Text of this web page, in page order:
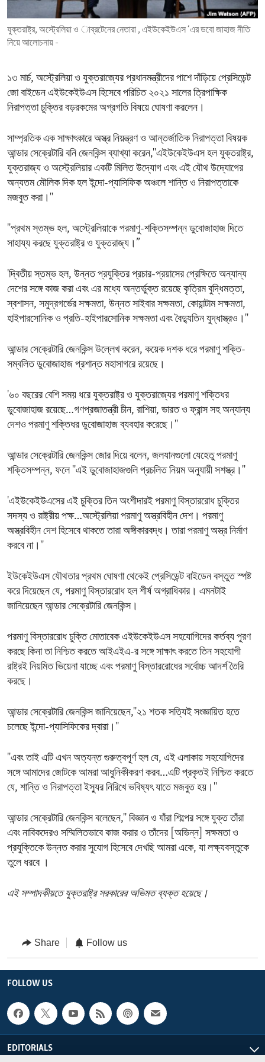
ENVIRONMENT AND HEALTH
IDEALS AND INSTITUTIONS
যুক্তরাষ্ট্র, অস্ট্রেলিয়া ও াব্রটেনের নেতারা , এইউকেইউএস ‘এর ডবো জাহাজ নীতি
নিয়ে আলোচনায় -
১৩ মার্চ, অস্ট্রেলিয়া ও যুক্তরাজ্যের প্রধানমন্ত্রীদের পাশে দাঁড়িয়ে প্রেসিডেন্ট
জো বাইডেন এইউকেইউএস হিসেবে পরিচিত ২০২১ সালের ত্রিপাক্ষিক
নিরাপত্তা চুক্তির বড়রকমের অগ্রগতি বিষয়ে ঘোষণা করলেন।
সাম্প্রতিক এক সাক্ষাৎকারে অস্ত্র নিয়ন্ত্রণ ও আন্তর্জাতিক নিরাপত্তা বিষয়ক
আন্ডার সেক্রেটারি বনি জেনকিন্স ব্যাখ্যা করেন,''এইউকেইউএস হল যুক্তরাষ্ট্র,
যুক্তরাজ্য ও অস্ট্রেলিয়ার একটি মিলিত উদ্যোগ এবং এই যৌথ উদ্যোগের
অন্যতম মৌলিক দিক হল ইন্দো-প্যাসিফিক অঞ্চলে শান্তি ও নিরাপত্তাকে
মজবুত করা।''
''প্রথম স্তম্ভ হল, অস্ট্রেলিয়াকে পরমাণু-শক্তিসম্পন্ন ডুবোজাহাজ দিতে
সাহায্য করছে যুক্তরাষ্ট্র ও যুক্তরাজ্য।”
'দ্বিতীয় স্তম্ভ হল, উন্নত প্রযুক্তির প্রচার-প্রয়াসের প্রেক্ষিতে অন্যান্য
দেশের সঙ্গে কাজ করা এবং এর মধ্যে অন্তর্ভুক্ত রয়েছে কৃত্রিম বুদ্ধিমত্তা,
স্বশাসন, সমুদ্রগর্ভের সক্ষমতা, উন্নত সাইবার সক্ষমতা, কোয়ান্টাম সক্ষমতা,
হাইপারসোনিক ও প্রতি-হাইপারসোনিক সক্ষমতা এবং বৈদ্যুতিন যুদ্ধাস্ত্রও।''
আন্ডার সেক্রেটারি জেনকিন্স উল্লেখ করেন, কয়েক দশক ধরে পরমাণু শক্তি-
সম্বলিত ডুবোজাহাজ প্রশান্ত মহাসাগরে রয়েছে।
'৬০ বছরের বেশি সময় ধরে যুক্তরাষ্ট্র ও যুক্তরাজ্যের পরমাণু শক্তিধর
ডুবোজাহাজ রয়েছে…গণপ্রজাতন্ত্রী চীন, রাশিয়া, ভারত ও ফ্রান্স সহ অন্যান্য
দেশও পরমাণু শক্তিধর ডুবোজাহাজ ব্যবহার করেছে।''
আন্ডার সেক্রেটারি জেনকিন্স জোর দিয়ে বলেন, জলযানগুলো যেহেতু পরমাণু
শক্তিসম্পন্ন, ফলে ''এই ডুবোজাহাজগুলি প্রচলিত নিয়ম অনুযায়ী সশস্ত্র।''
'এইউকেইউএসের এই চুক্তির তিন অংশীদারই পরমাণু বিস্তাররোধ চুক্তির
সদস্য ও রাষ্ট্রীয় পক্ষ…অস্ট্রেলিয়া পরমাণু অস্ত্রবিহীন দেশ। পরমাণু
অস্ত্রবিহীন দেশ হিসেবে থাকতে তারা অঙ্গীকারবদ্ধ। তারা পরমাণু অস্ত্র নির্মাণ
করবে না।''
ইউকেইউএস যৌথতার প্রথম ঘোষণা থেকেই প্রেসিডেন্ট বাইডেন বস্তুত স্পষ্ট
করে দিয়েছেন যে, পরমাণু বিস্তাররোধ হল শীর্ষ অগ্রাধিকার। এমনটাই
জানিয়েছেন আন্ডার সেক্রেটারি জেনকিন্স।
পরমাণু বিস্তাররোধ চুক্তি মোতাবেক এইউকেইউএস সহযোগিদের কর্তব্য পূরণ
করছে কিনা তা নিশ্চিত করতে আইএইএ-র সঙ্গে সাক্ষাৎ করতে তিন সহযোগী
রাষ্ট্রই নিয়মিত ভিয়েনা যাচ্ছে এবং পরমাণু বিস্তাররোধের সর্বোচ্চ আদর্শ তৈরি
করছে।
আন্ডার সেক্রেটারি জেনকিন্স জানিয়েছেন,''২১ শতক সত্যিই সংজ্ঞায়িত হতে
চলেছে ইন্দো-প্যাসিফিকের দ্বারা।''
''এবং তাই এটি এখন অত্যন্ত গুরুত্বপূর্ণ হল যে, এই এলাকায় সহযোগিদের
সঙ্গে আমাদের জোটকে আমরা আধুনিকীকরণ করব…এটি প্রকৃতই নিশ্চিত করতে
যে, শান্তি ও নিরাপত্তা ইস্যুর নিরিখে ভবিষ্যৎ যাতে মজবুত হয়।''
আন্ডার সেক্রেটারি জেনকিন্স বলেছেন,'' বিজ্ঞান ও যাঁরা শিল্পের সঙ্গে যুক্ত তাঁরা
এবং নাবিকদেরও সম্মিলিতভাবে কাজ করার ও তাঁদের [অভিন্ন] সক্ষমতা ও
প্রযুক্তিকে উন্নত করার সুযোগ হিসেবে দেখছি আমরা একে, যা লক্ষ্যবস্তুকে
তুলে ধরবে ।
এই সম্পাদকীয়তে যুক্তরাষ্ট্র সরকারের অভিমত ব্যক্ত হয়েছে।
Share Follow us
FOLLOW US
EDITORIALS